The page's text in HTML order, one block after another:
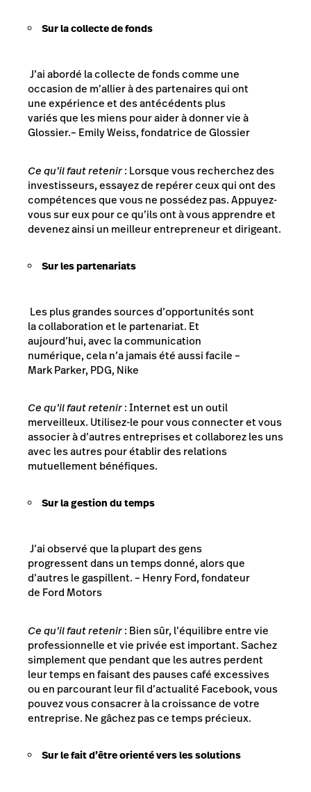
Sur la collecte de fonds
J’ai abordé la collecte de fonds comme une
occasion de m’allier à des partenaires qui ont
une expérience et des antécédents plus
variés que les miens pour aider à donner vie à
Glossier.– Emily Weiss, fondatrice de Glossier
Ce qu’il faut retenir: Lorsque vous recherchez des
investisseurs, essayez de repérer ceux qui ont des
compétences que vous ne possédez pas. Appuyez-
vous sur eux pour ce qu’ils ont à vous apprendre et
devenez ainsi un meilleur entrepreneur et dirigeant.
Sur les partenariats
Les plus grandes sources d’opportunités sont
la collaboration et le partenariat. Et
aujourd’hui, avec la communication
numérique, cela n’a jamais été aussi facile–
Mark Parker, PDG, Nike
Ce qu’il faut retenir: Internet est un outil
merveilleux. Utilisez-le pour vous connecter et vous
associer à d’autres entreprises et collaborez les uns
avec les autres pour établir des relations
mutuellement bénéfiques.
Sur la gestion du temps
J’ai observé que la plupart des gens
progressent dans un temps donné, alors que
d’autres le gaspillent.– Henry Ford, fondateur
de Ford Motors
Ce qu’il faut retenir: Bien sûr, l’équilibre entre vie
professionnelle et vie privée est important. Sachez
simplement que pendant que les autres perdent
leur temps en faisant des pauses café excessives
ou en parcourant leur fil d’actualité Facebook, vous
pouvez vous consacrer à la croissance de votre
entreprise. Ne gâchez pas ce temps précieux.
Sur le fait d’être orienté vers les solutions